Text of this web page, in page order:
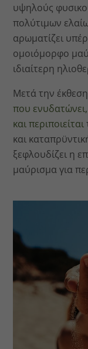
υψηλούς
πολύτιμων
αρωματίζει
ομοιόμορφο
ιδιαίτερη
Μετά την
που
και περιποιείται
και
ξεφλουδίζει η
μαύρισμα για